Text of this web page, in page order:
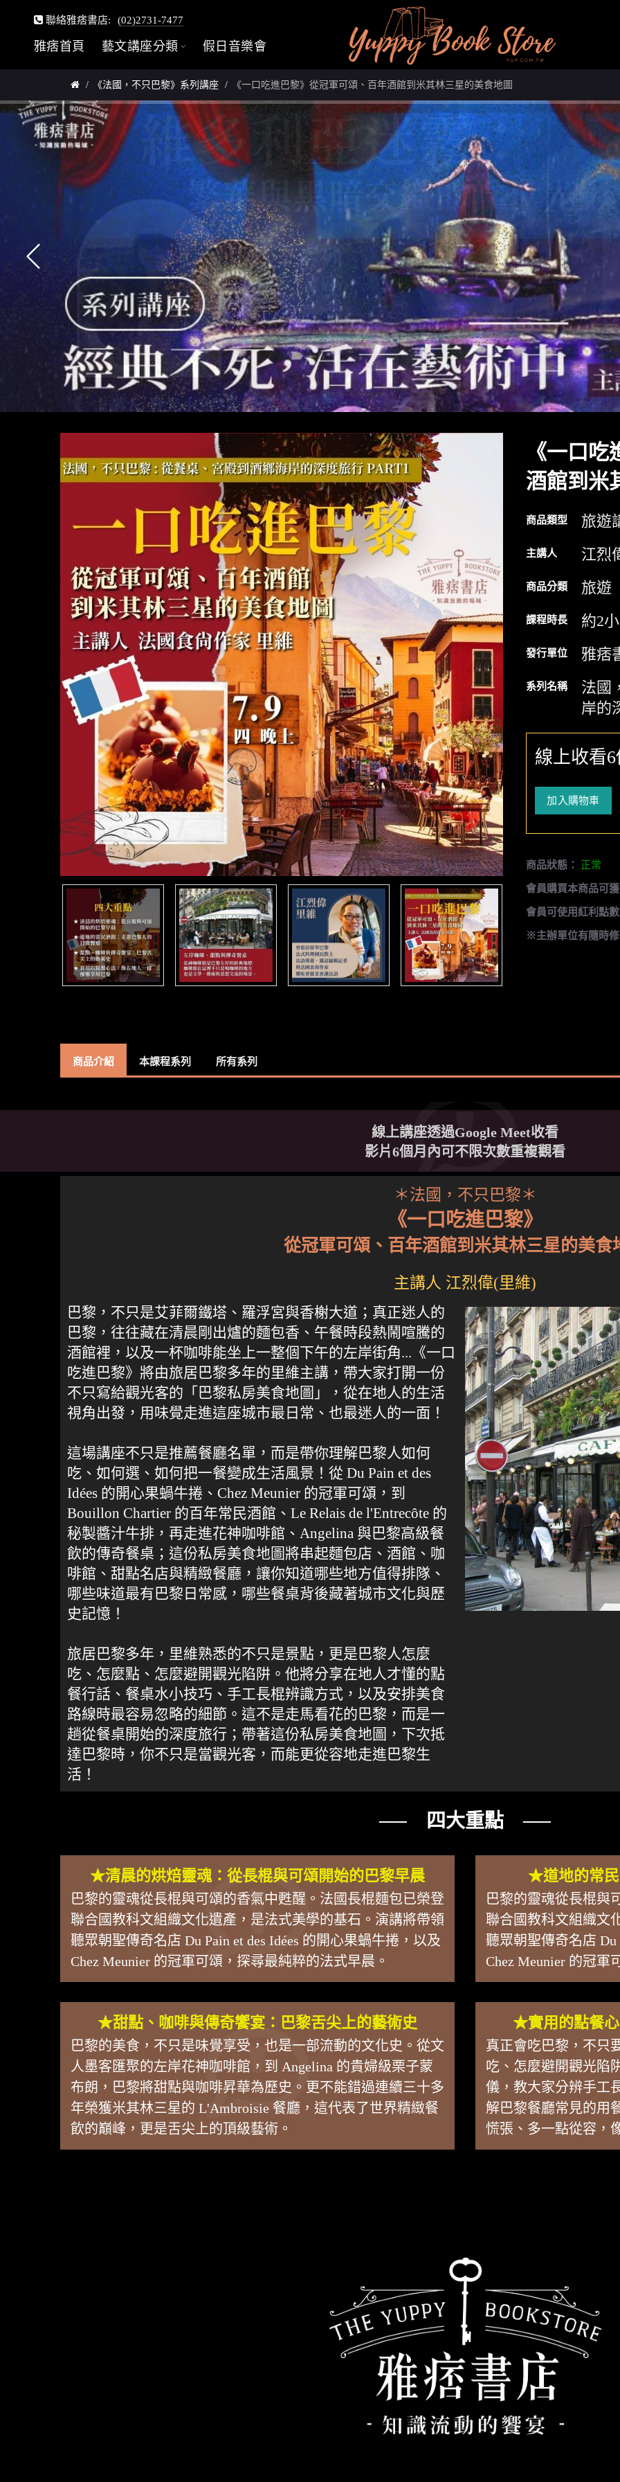
聯絡雅痞書店: (02)2731-7477
雅痞首頁 藝文講座分類 假日音樂會
《法國，不只巴黎》系列講座 《一口吃進巴黎》從冠軍可頌、百年酒館到米其林三星的美食地圖
《一口
酒館到米
商品類型 旅遊
主講人 江烈
商品分類 旅遊
課程時長 約2
發行單位 雅痞
系列名稱
法國
岸的
線上收看
加入購物車
商品狀態： 正常
會員購買本商品可
會員可使用紅利點
※主辦單位有隨時
商品介紹 本課程系列 所有系列
線上講座透過Google Meet收看
影片6個月內可不限次數重複觀看
＊法國，不只巴黎＊
《一口吃進巴黎》
從冠軍可頌、百年酒館到米其林三星的美食
主講人 江烈偉(里維)
巴黎，不只是艾菲爾鐵塔、羅浮宮與香榭大道；真正迷人的
巴黎，往往藏在清晨剛出爐的麵包香、午餐時段熱鬧喧騰的
酒館裡，以及一杯咖啡能坐上一整個下午的左岸街角...《一口
吃進巴黎》將由旅居巴黎多年的里維主講，帶大家打開一份
不只寫給觀光客的「巴黎私房美食地圖」，從在地人的生活
視角出發，用味覺走進這座城市最日常、也最迷人的一面！
這場講座不只是推薦餐廳名單，而是帶你理解巴黎人如何
吃、如何選、如何把一餐變成生活風景！從 Du Pain et des
Idées 的開心果蝸牛捲、Chez Meunier 的冠軍可頌，到
Bouillon Chartier 的百年常民酒館、Le Relais de l'Entrecôte 的
秘製醬汁牛排，再走進花神咖啡館、Angelina 與巴黎高級餐
飲的傳奇餐桌；這份私房美食地圖將串起麵包店、酒館、咖
啡館、甜點名店與精緻餐廳，讓你知道哪些地方值得排隊、
哪些味道最有巴黎日常感，哪些餐桌背後藏著城市文化與歷
史記憶！
旅居巴黎多年，里維熟悉的不只是景點，更是巴黎人怎麼
吃、怎麼點、怎麼避開觀光陷阱。他將分享在地人才懂的點
餐行話、餐桌水小技巧、手工長棍辨識方式，以及安排美食
路線時最容易忽略的細節。這不是走馬看花的巴黎，而是一
趟從餐桌開始的深度旅行；帶著這份私房美食地圖，下次抵
達巴黎時，你不只是當觀光客，而能更從容地走進巴黎生
活！
── 四大重點 ──
★清晨的烘焙靈魂：從長棍與可頌開始的巴黎早晨
巴黎的靈魂從長棍與可頌的香氣中甦醒。法國長棍麵包已榮登
聯合國教科文組織文化遺產，是法式美學的基石。演講將帶領
聽眾朝聖傳奇名店 Du Pain et des Idées 的開心果蝸牛捲，以及
Chez Meunier 的冠軍可頌，探尋最純粹的法式早晨。
★道地的常民
巴黎的靈魂從長棍與
聯合國教科文組織文
聽眾朝聖傳奇名店 Du
Chez Meunier 的冠
★甜點、咖啡與傳奇饗宴：巴黎舌尖上的藝術史
巴黎的美食，不只是味覺享受，也是一部流動的文化史。從文
人墨客匯聚的左岸花神咖啡館，到 Angelina 的貴婦級栗子蒙
布朗，巴黎將甜點與咖啡昇華為歷史。更不能錯過連續三十多
年榮獲米其林三星的 L'Ambroisie 餐廳，這代表了世界精緻餐
飲的巔峰，更是舌尖上的頂級藝術。
★實用的點餐
真正會吃巴黎，不只
吃、怎麼避開觀光陷
儀，教大家分辨手工
解巴黎餐廳常見的用
慌張、多一點從容，